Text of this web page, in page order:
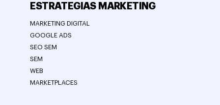
ESTRATEGIAS MARKETING
MARKETING DIGITAL
GOOGLE ADS
SEO SEM
SEM
WEB
MARKETPLACES